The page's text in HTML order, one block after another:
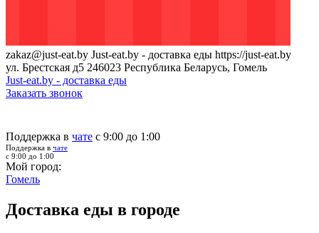
zakaz@just-eat.by Just-eat.by - доставка еды https://just-eat.by
ул. Брестская д5 246023 Республика Беларусь, Гомель
Just-eat.by - доставка еды
Заказать звонок
Поддержка в чате с 9:00 до 1:00
Поддержка в чате
с 9:00 до 1:00
Мой город:
Гомель
Доставка еды в городе